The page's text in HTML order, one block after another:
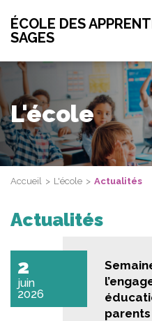
ÉCOLE DES
SAGES
L'école
Accueil L'école Actualités
Actualités
2
juin
2026
parents